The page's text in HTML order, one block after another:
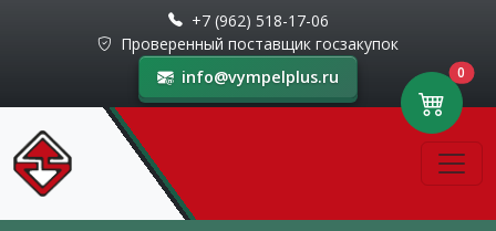
+7 (962) 518-17-06
Проверенный поставщик госзакупок
info@vympelplus.ru
0